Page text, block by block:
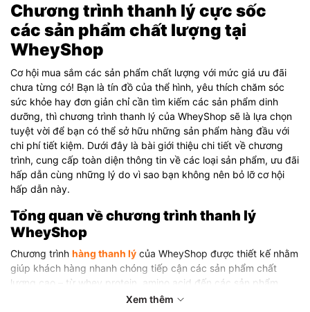
Chương trình thanh lý cực sốc
các sản phẩm chất lượng tại
WheyShop
Cơ hội mua sắm các sản phẩm chất lượng với mức giá ưu đãi
chưa từng có! Bạn là tín đồ của thể hình, yêu thích chăm sóc
sức khỏe hay đơn giản chỉ cần tìm kiếm các sản phẩm dinh
dưỡng, thì chương trình thanh lý của WheyShop sẽ là lựa chọn
tuyệt vời để bạn có thể sở hữu những sản phẩm hàng đầu với
chi phí tiết kiệm. Dưới đây là bài giới thiệu chi tiết về chương
trình, cung cấp toàn diện thông tin về các loại sản phẩm, ưu đãi
hấp dẫn cùng những lý do vì sao bạn không nên bỏ lỡ cơ hội
hấp dẫn này.
Tổng quan về chương trình thanh lý
WheyShop
Chương trình hàng thanh lý của WheyShop được thiết kế nhằm
giúp khách hàng nhanh chóng tiếp cận các sản phẩm chất
lượng cao – từ whey protein, amino acid đến các sản phẩm
thực phẩm chức năng khác – với mức giá cực kỳ ưu đãi. Đây là
Xem thêm